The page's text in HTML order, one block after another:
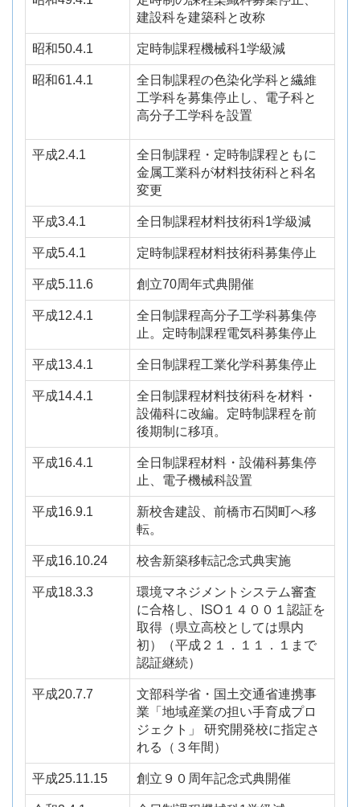
建設科を建築科と改称
昭和50.4.1 定時制課程機械科1学級減
昭和61.4.1
全日制課程の色染化学科と繊維
工学科を募集停止し、電子科と
高分子工学科を設置
平成2.4.1
全日制課程・定時制課程ともに
金属工業科が材料技術科と科名
変更
平成3.4.1 全日制課程材料技術科1学級減
平成5.4.1 定時制課程材料技術科募集停止
平成5.11.6 創立70周年式典開催
平成12.4.1
全日制課程高分子工学科募集停
止。定時制課程電気科募集停止
平成13.4.1 全日制課程工業化学科募集停止
平成14.4.1
全日制課程材料技術科を材料・
設備科に改編。定時制課程を前
後期制に移項。
平成16.4.1
全日制課程材料・設備科募集停
止、電子機械科設置
平成16.9.1
新校舎建設、前橋市石関町へ移
転。
平成16.10.24 校舎新築移転記念式典実施
平成18.3.3
環境マネジメントシステム審査
に合格し、ISO１４００１認証を
取得（県立高校としては県内
初）
（平成２１．１１．１まで
認証継続）
平成20.7.7
文部科学省・国土交通省連携事
業「地域産業の担い手育成プロ
ジェクト」 研究開発校に指定さ
れる（３年間）
平成25.11.15 創立９０周年記念式典開催